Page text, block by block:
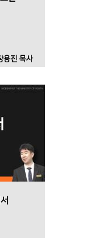
용진 목사